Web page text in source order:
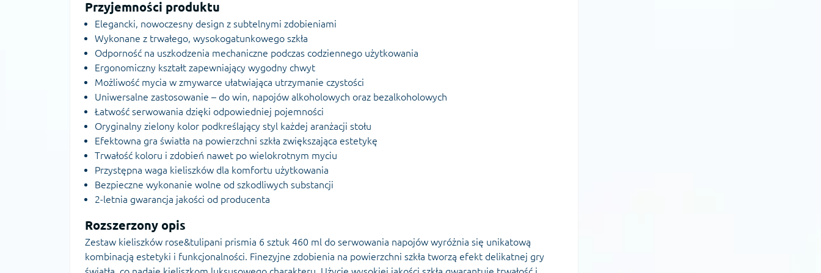
Przyjemności produktu
Elegancki, nowoczesny design z subtelnymi zdobieniami
Wykonane z trwałego, wysokogatunkowego szkła
Odporność na uszkodzenia mechaniczne podczas codziennego użytkowania
Ergonomiczny kształt zapewniający wygodny chwyt
Możliwość mycia w zmywarce ułatwiająca utrzymanie czystości
Uniwersalne zastosowanie – do win, napojów alkoholowych oraz bezalkoholowych
Łatwość serwowania dzięki odpowiedniej pojemności
Oryginalny zielony kolor podkreślający styl każdej aranżacji stołu
Efektowna gra światła na powierzchni szkła zwiększająca estetykę
Trwałość koloru i zdobień nawet po wielokrotnym myciu
Przystępna waga kieliszków dla komfortu użytkowania
Bezpieczne wykonanie wolne od szkodliwych substancji
2-letnia gwarancja jakości od producenta
Rozszerzony opis
Zestaw kieliszków rose&tulipani prismia 6 sztuk 460 ml do serwowania napojów wyróżnia się unikatową
kombinacją estetyki i funkcjonalności. Finezyjne zdobienia na powierzchni szkła tworzą efekt delikatnej gry